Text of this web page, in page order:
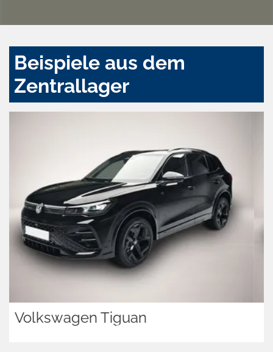
Beispiele aus dem
Zentrallager
Volkswagen Tiguan